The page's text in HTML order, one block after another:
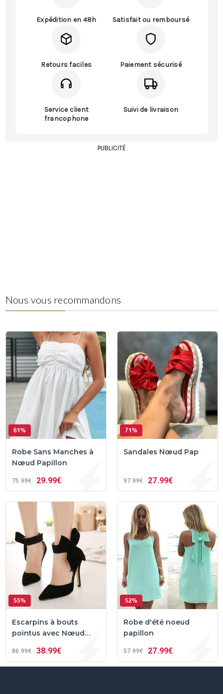
Expédition en 48h Satisfait ou remboursé
Retours faciles Paiement sécurisé
Service client
francophone
Suivi de livraison
PUBLICITÉ
Nous vous recommandons
61%
Robe Sans Manches à
Nœud Papillon
75 99€ 29 99€
71%
Sandales Nœud Pap
97 99€ 27 99€
55%
Escarpins à bouts
pointus avec Nœud
86 99€ 38 99€
52%
Robe d'été noeud
papillon
57 99€ 27 99€